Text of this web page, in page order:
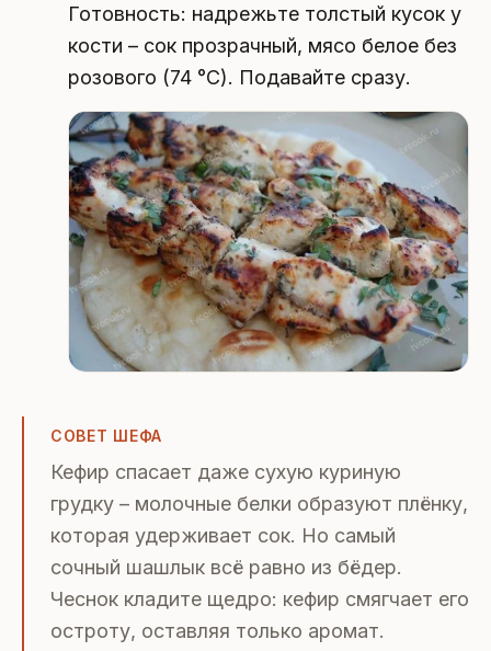
Готовность: надрежьте толстый кусок у
кости – сок прозрачный, мясо белое без
розового (74 °C). Подавайте сразу.
СОВЕТ ШЕФА
Кефир спасает даже сухую куриную
грудку – молочные белки образуют плёнку,
которая удерживает сок. Но самый
сочный шашлык всё равно из бёдер.
Чеснок кладите щедро: кефир смягчает его
остроту, оставляя только аромат.